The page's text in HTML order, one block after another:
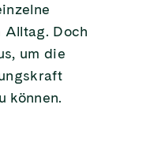
Alltag. Doch
um die
können.